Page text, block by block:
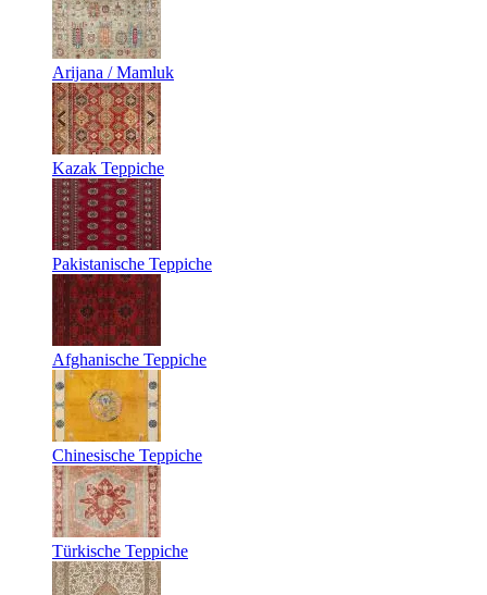
Arijana / Mamluk
Kazak Teppiche
Pakistanische Teppiche
Afghanische Teppiche
Chinesische Teppiche
Türkische Teppiche